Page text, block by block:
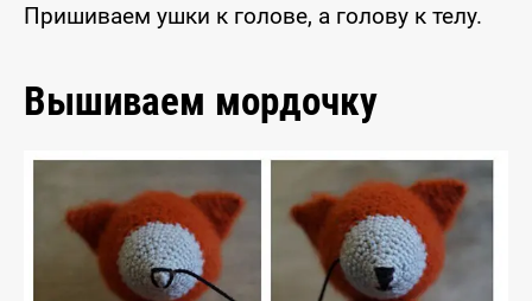
Пришиваем ушки к голове, а голову к телу.
Вышиваем мордочку